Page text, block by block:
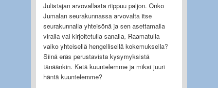
Julistajan arvovallasta riippuu paljon. Onko
Jumalan seurakunnassa arvovalta itse
seurakunnalla yhteisönä ja sen asettamalla
viralla vai kirjoitetulla sanalla, Raamatulla
vaiko yhteisellä hengellisellä kokemuksella?
Siinä eräs perustavista kysymyksistä
tänäänkin. Ketä kuuntelemme ja miksi juuri
häntä kuuntelemme?